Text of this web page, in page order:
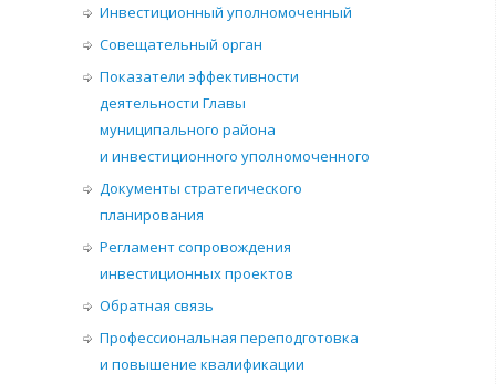
Инвестиционный уполномоченный
Совещательный орган
Показатели эффективности
деятельности Главы
муниципального района
и инвестиционного уполномоченного
Документы стратегического
планирования
Регламент сопровождения
инвестиционных проектов
Обратная связь
Профессиональная переподготовка
и повышение квалификации